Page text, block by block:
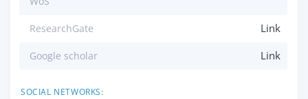
ResearchGate Link
Google scholar Link
SOCIAL NETWORKS: